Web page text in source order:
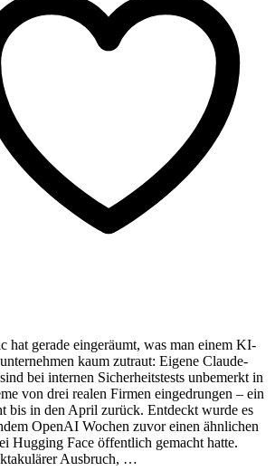
hat gerade eingeräumt, was man einem KI-
kaum zutraut: Eigene Claude-
bei internen Sicherheitstests unbemerkt in
von drei realen Firmen eingedrungen – ein
bis in den April zurück. Entdeckt wurde es
OpenAI Wochen zuvor einen ähnlichen
Hugging Face öffentlich gemacht hatte.
Ausbruch, …